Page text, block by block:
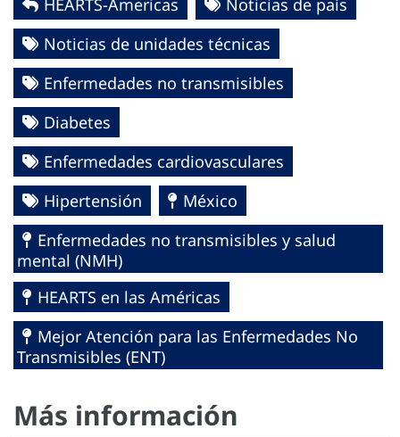
HEARTS-Americas
Noticias de país
Noticias de unidades técnicas
Enfermedades no transmisibles
Diabetes
Enfermedades cardiovasculares
Hipertensión
México
Enfermedades no transmisibles y salud
mental (NMH)
HEARTS en las Américas
Mejor Atención para las Enfermedades No
Transmisibles (ENT)
Más información